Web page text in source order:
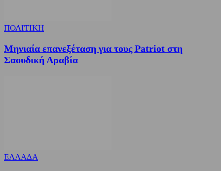
ΠΟΛΙΤΙΚΗ
Μηνιαία επανεξέταση για τους Patriot στη
Σαουδική Αραβία
ΕΛΛΑΔΑ